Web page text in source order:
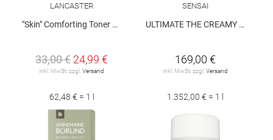
LANCASTER
"Skin" Comforting Toner 400 ml
33,00 € 24,99 €
inkl. MwSt. zzgl.Versand
62,48 € = 1 l
SENSAI
ULTIMATE THE CREAMY SOAP
169,00 €
inkl. MwSt. zzgl.Versand
1.352,00 € = 1 l